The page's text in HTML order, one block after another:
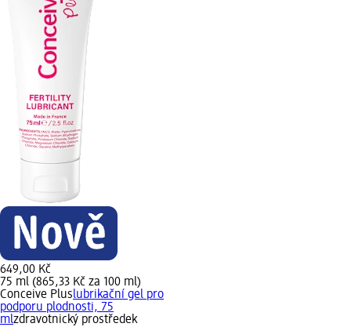
649,00 Kč
75 ml (865,33 Kč za 100 ml)
Conceive Pluslubrikační gel pro
podporu plodnosti, 75
mlzdravotnický prostředek